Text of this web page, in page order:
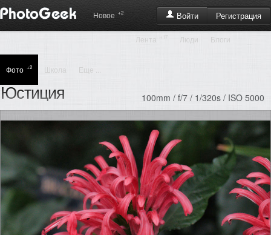
Войти Регистрация
Новое +2
Лента +17 Люди Блоги
Фото +2 Школа Еще ...
Юстиция 100mm / f/7 / 1/320s / ISO 5000